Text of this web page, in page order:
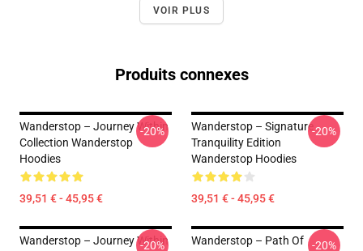
VOIR PLUS
Produits connexes
Wanderstop – Journey Within
Collection Wanderstop
Hoodies
39,51 € - 45,95 €
-20%
Wanderstop – Signature
Tranquility Edition
Wanderstop Hoodies
39,51 € - 45,95 €
-20%
Wanderstop – Journey Within
-20%
Wanderstop – Path Of
-20%